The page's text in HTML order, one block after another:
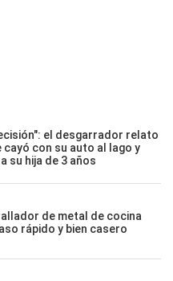
el desgarrador relato
cayó con su auto al lago y
su hija de 3 años
de metal de cocina
rápido y bien casero